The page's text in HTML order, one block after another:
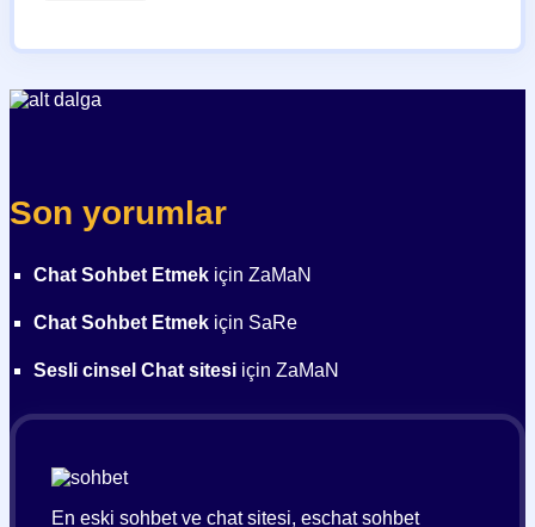
Son yorumlar
Chat Sohbet Etmek için ZaMaN
Chat Sohbet Etmek için SaRe
Sesli cinsel Chat sitesi için ZaMaN
En eski sohbet ve chat sitesi, eschat sohbet